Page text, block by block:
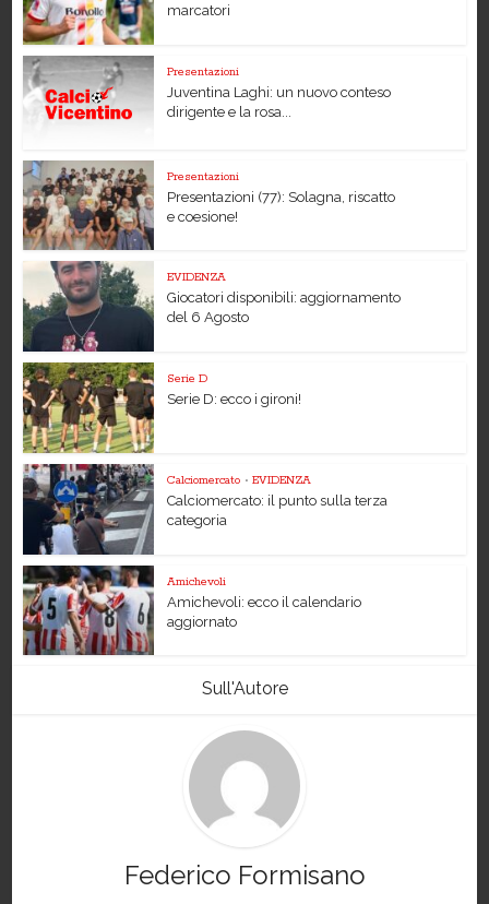
marcatori
Presentazioni
Juventina Laghi: un nuovo conteso
dirigente e la rosa...
Presentazioni
Presentazioni (77): Solagna, riscatto
e coesione!
EVIDENZA
Giocatori disponibili: aggiornamento
del 6 Agosto
Serie D
Serie D: ecco i gironi!
Calciomercato • EVIDENZA
Calciomercato: il punto sulla terza
categoria
Amichevoli
Amichevoli: ecco il calendario
aggiornato
Sull'Autore
Federico Formisano